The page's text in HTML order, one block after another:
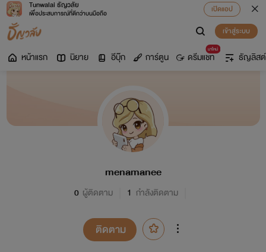
Tunwalai ธัญวลัย
เพื่อประสบการณ์ที่ดีกว่าบนมือถือ
เปิดแอป
เข้าสู่ระบบ
หน้าแรก นิยาย อีบุ๊ก การ์ตูน
มาใหม่
ดรีมแชท ธัญลิสต์
menamanee
0 ผู้ติดตาม 1 กำลังติดตาม
ติดตาม